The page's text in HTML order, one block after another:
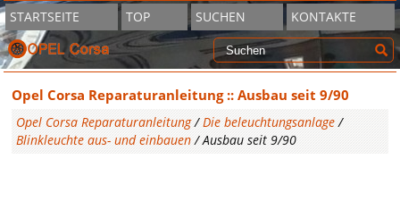
STARTSEITE TOP SUCHEN KONTAKTE
Opel Corsa Reparaturanleitung :: Ausbau seit 9/90
Opel Corsa Reparaturanleitung/Die beleuchtungsanlage /
Blinkleuchte aus- und einbauen / Ausbau seit 9/90